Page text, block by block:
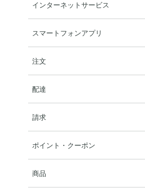
インターネットサービス
スマートフォンアプリ
注文
配達
請求
ポイント・クーポン
商品